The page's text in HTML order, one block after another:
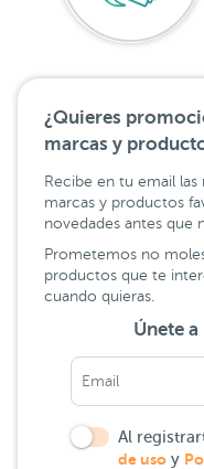
¿Quieres
marcas y
Recibe en tu email
marcas y productos
novedades antes que
Prometemos no
productos que te
cuando quieras.
Únete
Al
de uso y